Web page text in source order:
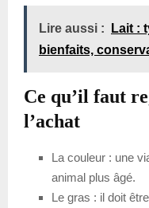
Lire aussi :
Lait :
bienfaits,
Ce qu’il faut
l’achat
La couleur : une
animal plus âgé.
Le gras : il doit